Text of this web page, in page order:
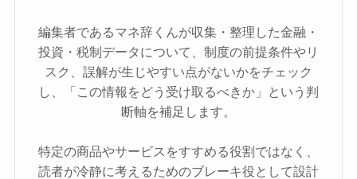
編集者であるマネ辞くんが収集・整理した金融・
投資・税制データについて、制度の前提条件やリ
スク、誤解が生じやすい点がないかをチェック
し、「この情報をどう受け取るべきか」という判
断軸を補足します。
特定の商品やサービスをすすめる役割ではなく、
読者が冷静に考えるためのブレーキ役として設計